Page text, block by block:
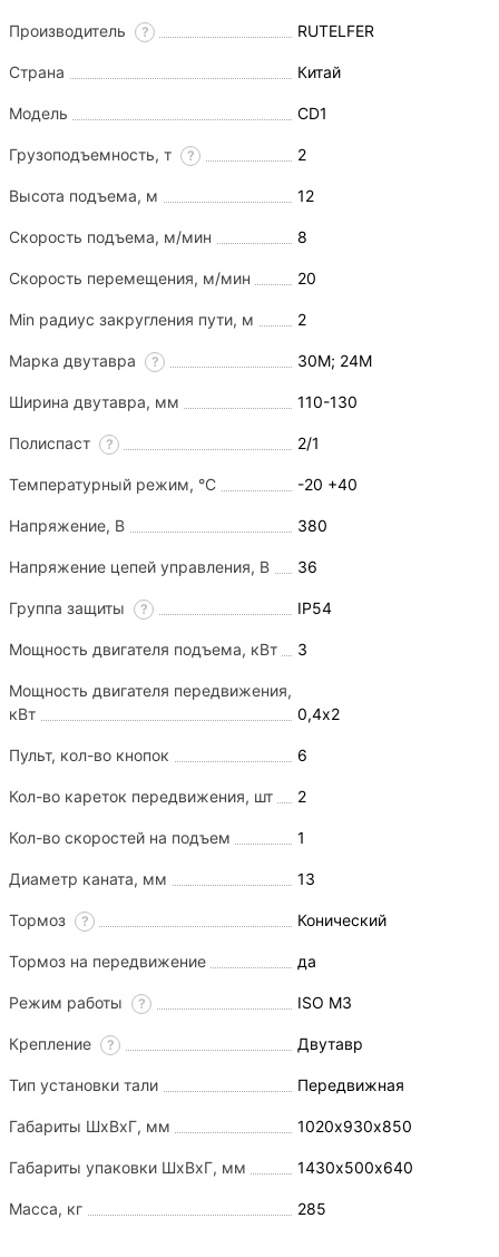
Производитель ? RUTELFER
Страна Китай
Модель CD1
Грузоподъемность, т ? 2
Высота подъема, м 12
Скорость подъема, м/мин 8
Скорость перемещения, м/мин 20
Min радиус закругления пути, м 2
Марка двутавра ? 30М; 24М
Ширина двутавра, мм 110-130
Полиспаст ? 2/1
Температурный режим, °С -20 +40
Напряжение, В 380
Напряжение цепей управления, В 36
Группа защиты ? IP54
Мощность двигателя подъема, кВт 3
Мощность двигателя передвижения,
кВт
0,4х2
Пульт, кол-во кнопок 6
Кол-во кареток передвижения, шт 2
Кол-во скоростей на подъем 1
Диаметр каната, мм 13
Тормоз ? Конический
Тормоз на передвижение да
Режим работы ? ISO M3
Крепление ? Двутавр
Тип установки тали Передвижная
Габариты ШхВхГ, мм 1020х930х850
Габариты упаковки ШхВхГ, мм 1430х500х640
Масса, кг 285